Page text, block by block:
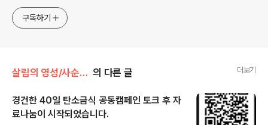
구독하기
살림의 영성/사순절 탄소금식 묵상 의 다른 글 더보기
경건한 40일 탄소금식 공동캠페인 토크 후 자
료나눔이 시작되었습니다.